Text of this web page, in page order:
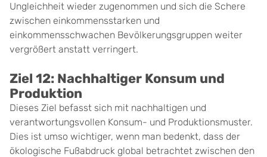
Ungleichheit wieder zugenommen und sich die Schere
zwischen einkommensstarken und
einkommensschwachen Bevölkerungsgruppen weiter
vergrößert anstatt verringert.
Ziel 12: Nachhaltiger Konsum und
Produktion
Dieses Ziel befasst sich mit nachhaltigen und
verantwortungsvollen Konsum- und Produktionsmuster.
Dies ist umso wichtiger, wenn man bedenkt, dass der
ökologische Fußabdruck global betrachtet zwischen den